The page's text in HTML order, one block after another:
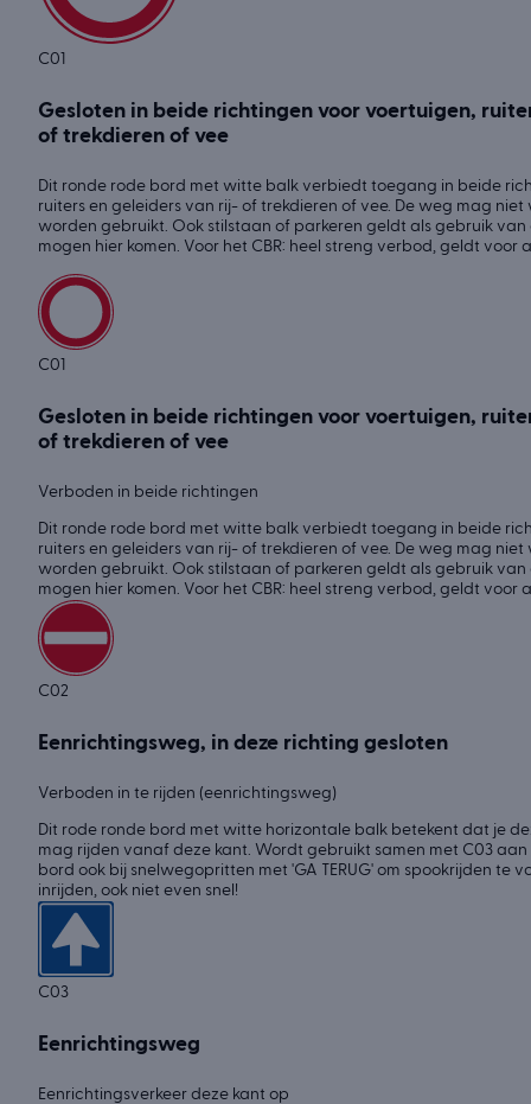
C01
Gesloten in beide richtingen voor voertuigen,
of trekdieren of vee
Dit ronde rode bord met witte balk verbiedt toegang in beide
ruiters en geleiders van rij- of trekdieren of vee. De weg mag
worden gebruikt. Ook stilstaan of parkeren geldt als gebruik
mogen hier komen. Voor het CBR: heel streng verbod, geldt voor
C01
Gesloten in beide richtingen voor voertuigen,
of trekdieren of vee
Verboden in beide richtingen
Dit ronde rode bord met witte balk verbiedt toegang in beide
ruiters en geleiders van rij- of trekdieren of vee. De weg mag
worden gebruikt. Ook stilstaan of parkeren geldt als gebruik
mogen hier komen. Voor het CBR: heel streng verbod, geldt voor
C02
Eenrichtingsweg, in deze richting gesloten
Verboden in te rijden (eenrichtingsweg)
Dit rode ronde bord met witte horizontale balk betekent dat je
mag rijden vanaf deze kant. Wordt gebruikt samen met C03
bord ook bij snelwegopritten met 'GA TERUG' om spookrijden te
inrijden, ook niet even snel!
C03
Eenrichtingsweg
Eenrichtingsverkeer deze kant op